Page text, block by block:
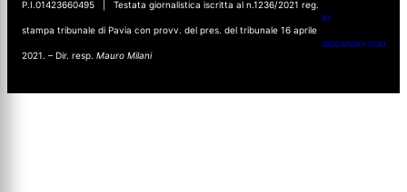
P.I.01423660495 | Testata giornalistica iscritta al n.1236/2021 reg.
stampa tribunale di Pavia con provv. del pres. del tribunale 16 aprile
2021. – Dir. resp. Mauro Milani
BY
GIUDANSKY.COM